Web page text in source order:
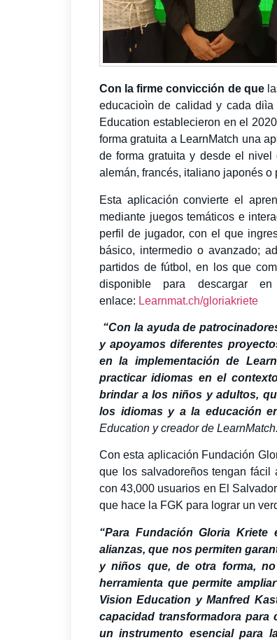
Con la firme convicción de que
educacioìn de calidad y cada
Education establecieron en el
forma gratuita a LearnMatch una
de forma gratuita y desde el
alemán, francés, italiano japonés o
Esta aplicación convierte el
mediante juegos temáticos e
perfil de jugador, con el que
básico, intermedio o avanzado;
partidos de fútbol, en los que
disponible para descargar
enlace: Learnmat.ch/gloriakriete
“Con la ayuda de
y apoyamos diferentes
en la implementación de
practicar idiomas en el
brindar a los niños y adultos,
los idiomas y a la educación
Education y creador de LearnMatch.
Con esta aplicación Fundación
que los salvadoreños tengan fácil
con 43,000 usuarios en El
que hace la FGK para lograr un
“Para Fundación Gloria
alianzas, que nos permiten
y niños que, de otra forma,
herramienta que permite
Vision Education y Manfred
capacidad transformadora
un instrumento esencial para